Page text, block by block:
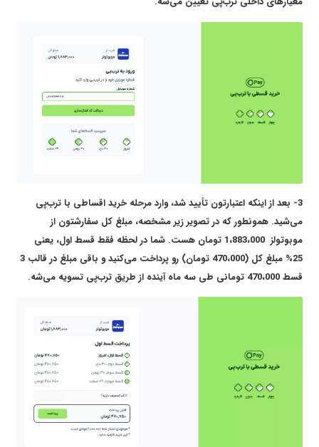
3- بعد از اینکه اعتبارتون تأیید شد، وارد مرحله خرید اقساطی با ترب‌پی
می‌شید. همونطور که در تصویر زیر مشخصه، مبلغ کل سفارشتون از
موبوتولز 1،883،000 تومان هست. شما در لحظه فقط قسط اول، یعنی
25% مبلغ کل (470،000 تومان) رو پرداخت می‌کنید و باقی مبلغ در قالب 3
قسط 470،000 تومانی طی سه ماه آینده از طریق ترب‌پی تسویه می‌شه.